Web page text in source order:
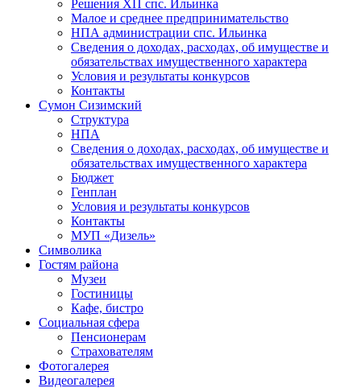
Решения ХП спс. Ильинка
Малое и среднее предпринимательство
НПА администрации спс. Ильинка
Сведения о доходах, расходах, об имуществе и
обязательствах имущественного характера
Условия и результаты конкурсов
Контакты
Сумон Сизимский
Структура
НПА
Сведения о доходах, расходах, об имуществе и
обязательствах имущественного характера
Бюджет
Генплан
Условия и результаты конкурсов
Контакты
МУП «Дизель»
Символика
Гостям района
Музеи
Гостиницы
Кафе, бистро
Социальная сфера
Пенсионерам
Страхователям
Фотогалерея
Видеогалерея